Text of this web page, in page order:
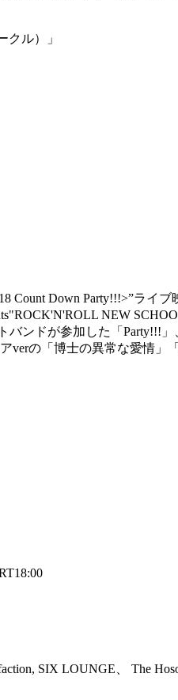
クル）」
Count Down Party!!!>”ライブ
NEW
ンドが参加した「Party!!!
verの「博士の異常な愛情」
SIX LOUNGE、 The